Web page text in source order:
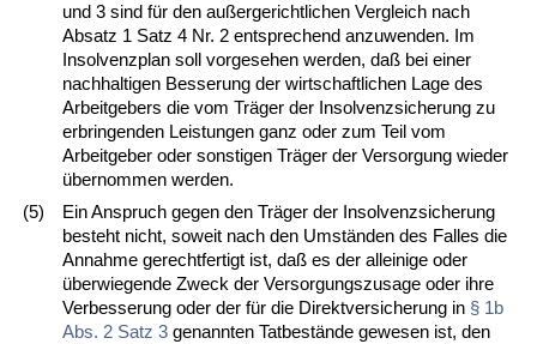
und 3 sind für den außergerichtlichen Vergleich nach
Absatz 1 Satz 4 Nr. 2 entsprechend anzuwenden. Im
Insolvenzplan soll vorgesehen werden, daß bei einer
nachhaltigen Besserung der wirtschaftlichen Lage des
Arbeitgebers die vom Träger der Insolvenzsicherung zu
erbringenden Leistungen ganz oder zum Teil vom
Arbeitgeber oder sonstigen Träger der Versorgung wieder
übernommen werden.
(5)
Ein Anspruch gegen den Träger der Insolvenzsicherung
besteht nicht, soweit nach den Umständen des Falles die
Annahme gerechtfertigt ist, daß es der alleinige oder
überwiegende Zweck der Versorgungszusage oder ihre
Verbesserung oder der für die Direktversicherung in § 1b
Abs. 2 Satz 3 genannten Tatbestände gewesen ist, den